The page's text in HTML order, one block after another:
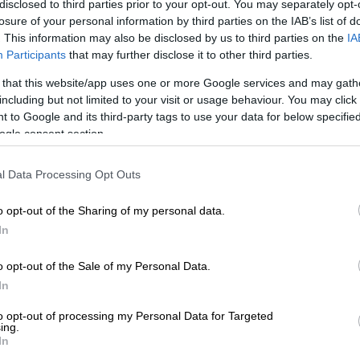
to third parties prior to your opt-out. You may separately
of your personal information by third parties on the IAB’s list of
This information may also be disclosed by us to third parties on the
Participants that may further disclose it to other third parties.
that this website/app uses one or more Google services and may
but not limited to your visit or usage behaviour. You may
to Google and its third-party tags to use your data for below
consent section.
Data Processing Opt Outs
opt-out of the Sharing of my personal data.
opt-out of the Sale of my Personal Data.
opt-out of processing my Personal Data for Targeted
Παρέμβαση Ντογιάκου μετά την
αποφυλάκιση του Νίκου
Σειραγάκη
Τι ζητά ο εισαγγελέας του Αρείου
Πάγου
Ελλάδα| 04.04.2023 11:00
Αποφυλακίστηκε ο
Είχε ασελγήσει σε βάρος 36
Αποφυλακίστηκε υπό όρους ο